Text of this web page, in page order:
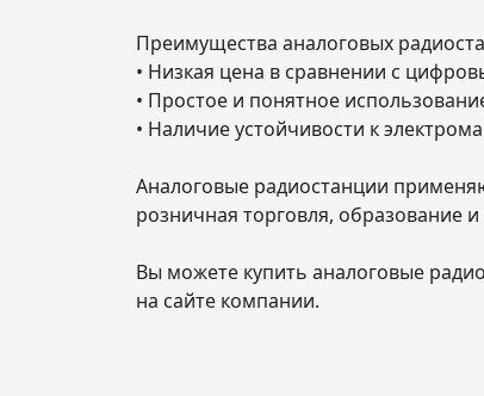
Преимущества аналоговых
• Низкая цена в сравнении с
• Простое и понятное
• Наличие устойчивости к
Аналоговые радиостанции
розничная торговля, образование и
Вы можете купить аналоговые
на сайте компании.